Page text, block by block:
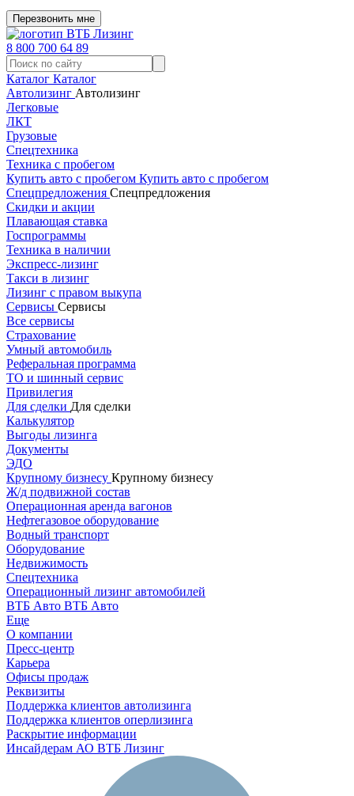
Перезвонить мне
8 800 700 64 89
Каталог Каталог
Автолизинг Автолизинг
Легковые
ЛКТ
Грузовые
Спецтехника
Техника с пробегом
Купить авто с пробегом Купить авто с пробегом
Спецпредложения Спецпредложения
Скидки и акции
Плавающая ставка
Госпрограммы
Техника в наличии
Экспресс-лизинг
Такси в лизинг
Лизинг с правом выкупа
Сервисы Сервисы
Все сервисы
Страхование
Умный автомобиль
Реферальная программа
ТО и шинный сервис
Привилегия
Для сделки Для сделки
Калькулятор
Выгоды лизинга
Документы
ЭДО
Крупному бизнесу Крупному бизнесу
Ж/д подвижной состав
Операционная аренда вагонов
Нефтегазовое оборудование
Водный транспорт
Оборудование
Недвижимость
Спецтехника
Операционный лизинг автомобилей
ВТБ Авто ВТБ Авто
Еще
О компании
Пресс-центр
Карьера
Офисы продаж
Реквизиты
Поддержка клиентов автолизинга
Поддержка клиентов оперлизинга
Раскрытие информации
Инсайдерам АО ВТБ Лизинг